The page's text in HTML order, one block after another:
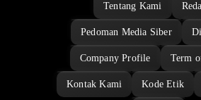
Tentang Kami
Pedoman Media Siber
Company Profile Term
Kontak Kami Kode Etik